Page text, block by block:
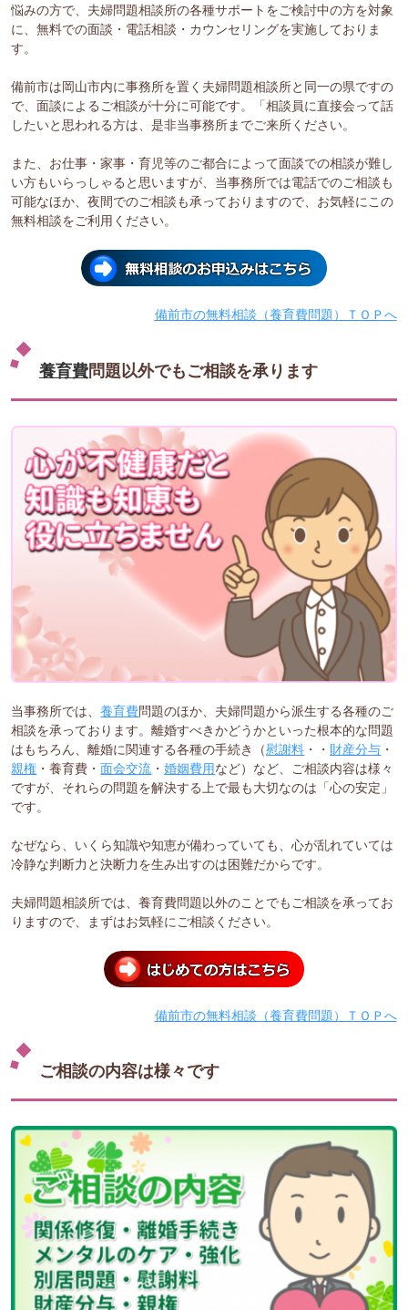
悩みの方で、夫婦問題相談所の各種サポートをご検討中の方を対象
に、無料での面談・電話相談・カウンセリングを実施しておりま
す。
備前市は岡山市内に事務所を置く夫婦問題相談所と同一の県ですの
で、面談によるご相談が十分に可能です。「相談員に直接会って話
したいと思われる方は、是非当事務所までご来所ください。
また、お仕事・家事・育児等のご都合によって面談での相談が難し
い方もいらっしゃると思いますが、当事務所では電話でのご相談も
可能なほか、夜間でのご相談も承っておりますので、お気軽にこの
無料相談をご利用ください。
備前市の無料相談（養育費問題）ＴＯＰへ
養育費問題以外でもご相談を承ります
当事務所では、養育費問題のほか、夫婦問題から派生する各種のご
相談を承っております。離婚すべきかどうかといった根本的な問題
はもちろん、離婚に関連する各種の手続き（慰謝料 ・・ 財産分与 ・
親権 ・養育費・面会交流 ・婚姻費用など）など、ご相談内容は様々
ですが、それらの問題を解決する上で最も大切なのは「心の安定」
です。
なぜなら、いくら知識や知恵が備わっていても、心が乱れていては
冷静な判断力と決断力を生み出すのは困難だからです。
夫婦問題相談所では、養育費問題以外のことでもご相談を承ってお
りますので、まずはお気軽にご相談ください。
備前市の無料相談（養育費問題）ＴＯＰへ
ご相談の内容は様々です